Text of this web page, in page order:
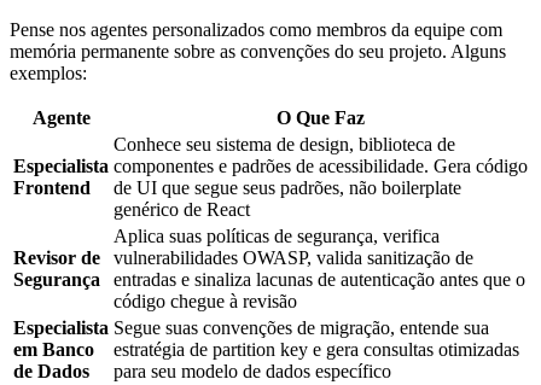
Pense nos agentes personalizados como membros da equipe com
memória permanente sobre as convenções do seu projeto. Alguns
exemplos:
Agente O Que Faz
Especialista
Frontend
Conhece seu sistema de design, biblioteca de
componentes e padrões de acessibilidade. Gera código
de UI que segue seus padrões, não boilerplate
genérico de React
Revisor de
Segurança
Aplica suas políticas de segurança, verifica
vulnerabilidades OWASP, valida sanitização de
entradas e sinaliza lacunas de autenticação antes que o
código chegue à revisão
Especialista
em Banco
de Dados
Segue suas convenções de migração, entende sua
estratégia de partition key e gera consultas otimizadas
para seu modelo de dados específico